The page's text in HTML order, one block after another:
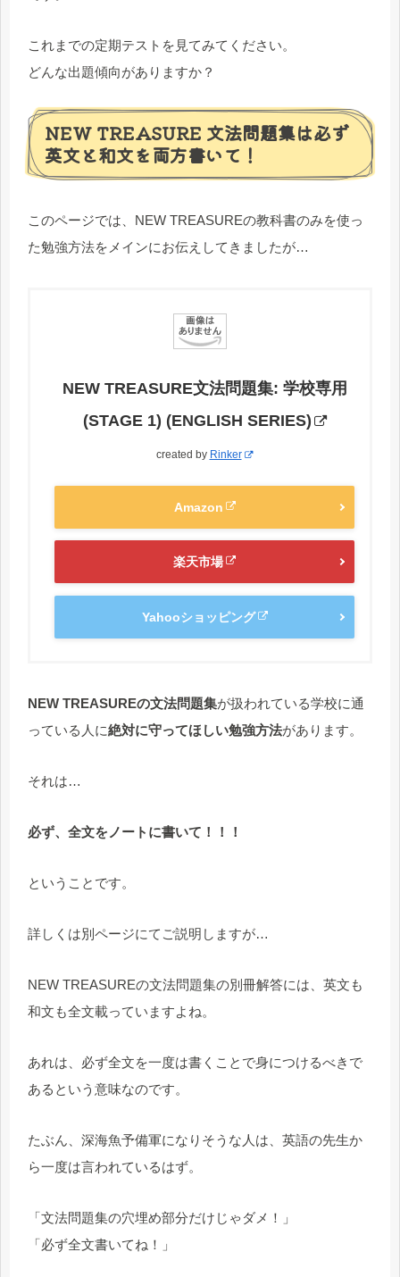
これまでの定期テストを見てみてください。
どんな出題傾向がありますか？
NEW TREASURE 文法問題集は必ず
英文と和文を両方書いて！
このページでは、NEW TREASUREの教科書のみを使っ
た勉強方法をメインにお伝えしてきましたが…
NEW TREASURE文法問題集: 学校専用
(STAGE 1) (ENGLISH SERIES)
created by Rinker
Amazon
楽天市場
Yahooショッピング
NEW TREASUREの文法問題集が扱われている学校に通
っている人に絶対に守ってほしい勉強方法があります。
それは…
必ず、全文をノートに書いて！！！
ということです。
詳しくは別ページにてご説明しますが…
NEW TREASUREの文法問題集の別冊解答には、英文も
和文も全文載っていますよね。
あれは、必ず全文を一度は書くことで身につけるべきで
あるという意味なのです。
たぶん、深海魚予備軍になりそうな人は、英語の先生か
ら一度は言われているはず。
「文法問題集の穴埋め部分だけじゃダメ！」
「必ず全文書いてね！」